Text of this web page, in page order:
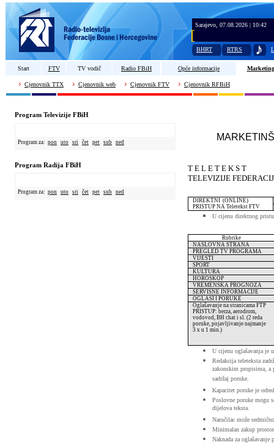
Sarajevo, 07.08.2026 | 10:42
BHRT RTRS
Start FTV TV vodič Radio FBiH Opće informacije Marketing
Cjenovnik TTX Cjenovnik web Cjenovnik FTV Cjenovnik RFBiH
Program Televizije FBiH
Program za: pon uto sri čet pet sub ned
Program Radija FBiH
Program za: pon uto sri čet pet sub ned
T E L E T E K S T
TELEVIZIJE
DIREKTNI (ONLINE)
PRISTUPNATeletekst FTV
U cijenu direktnog
Rubrike
NASLOVNA STRANA
PREGLED TV PROGRAMA
VIJESTI
SPORT
KULTURA
HOROSKOP
VREMENSKA PROGNOZA
SERVISNE INFORMACIJE
OGLASI I PORUKE
Oglašavanje na stranicama FTP
PRISTUP: berza, aerodrom,
vodovod, BH chat i sl. (2 reda
poruke, pojavljivanje najmanje
3 x u 1 min.)
U cijenu oglašavanja je
Redakcija teleteksta
zakonskim propisima,
sadržaj poruke.
Kapacitet poruke je
Poslovne poruke mogu
dijelova teksta.
Naručilac može
Minimalan zakup
Naknada za